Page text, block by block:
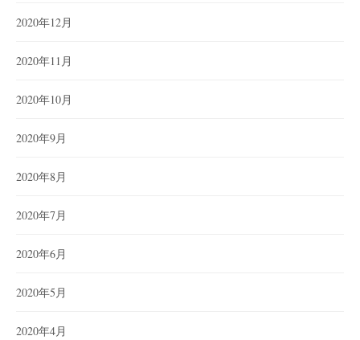
2020年12月
2020年11月
2020年10月
2020年9月
2020年8月
2020年7月
2020年6月
2020年5月
2020年4月